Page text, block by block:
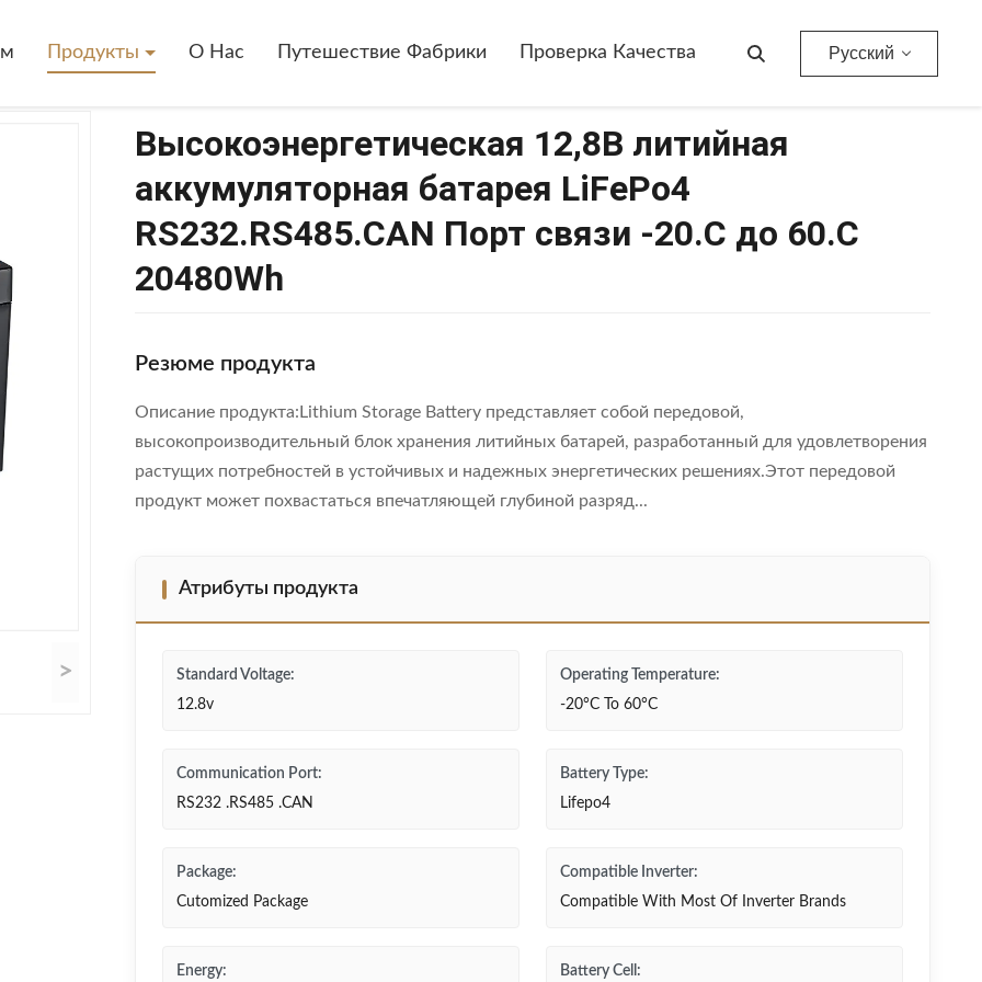
Продукты О Нас Путешествие Фабрики Проверка Качества Русский
>
Высокоэнергетическая 12,8В литийная
аккумуляторная батарея LiFePo4
RS232.RS485.CAN Порт связи -20.C до 60.C
20480Wh
Резюме продукта
Описание продукта:Lithium Storage Battery представляет собой передовой,
высокопроизводительный блок хранения литийных батарей, разработанный для удовлетворения
растущих потребностей в устойчивых и надежных энергетических решениях.Этот передовой
продукт может похвастаться впечатляющей глубиной разряд...
Атрибуты продукта
Standard Voltage:
12.8v
Operating Temperature:
-20°C To 60°C
Communication Port:
RS232 .RS485 .CAN
Battery Type:
Lifepo4
Package:
Cutomized Package
Compatible Inverter:
Compatible With Most Of Inverter Brands
Energy: Battery Cell: